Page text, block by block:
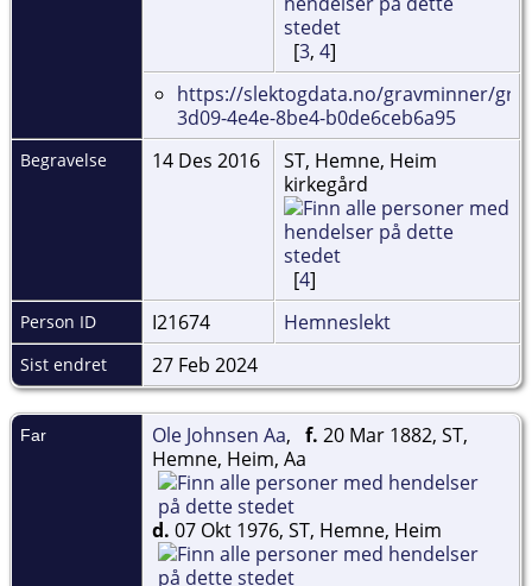
[3, 4]
https://slektogdata.no/gravminner/
3d09-4e4e-8be4-b0de6ceb6a95
Begravelse 14 Des 2016
ST, Hemne, Heim
kirkegård
[4]
Person ID I21674 Hemneslekt
Sist endret 27 Feb 2024
Far Ole Johnsen Aa, f. 20 Mar 1882, ST,
Hemne, Heim, Aa
d. 07 Okt 1976, ST, Hemne, Heim